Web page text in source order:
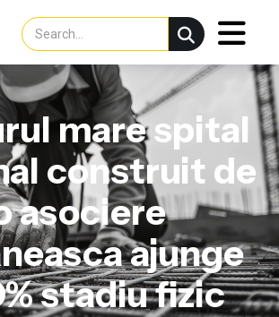
mare spital
construit de
asociere
ajunge
stadiu fizic